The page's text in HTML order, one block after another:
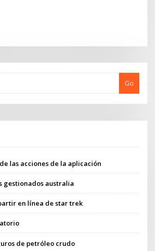
Go
las acciones de la aplicación
gestionados australia
en línea de star trek
de petróleo crudo